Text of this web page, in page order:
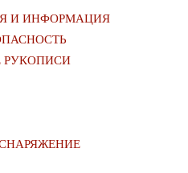
И ИНФОРМАЦИЯ
РУКОПИСИ